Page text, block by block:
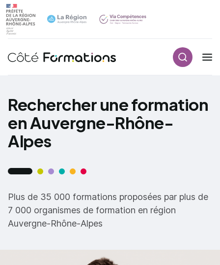
Navigation principale
Rechercher une formation
en Auvergne-Rhône-
Alpes
Plus de 35 000 formations proposées par plus de
7 000 organismes de formation en région
Auvergne-Rhône-Alpes